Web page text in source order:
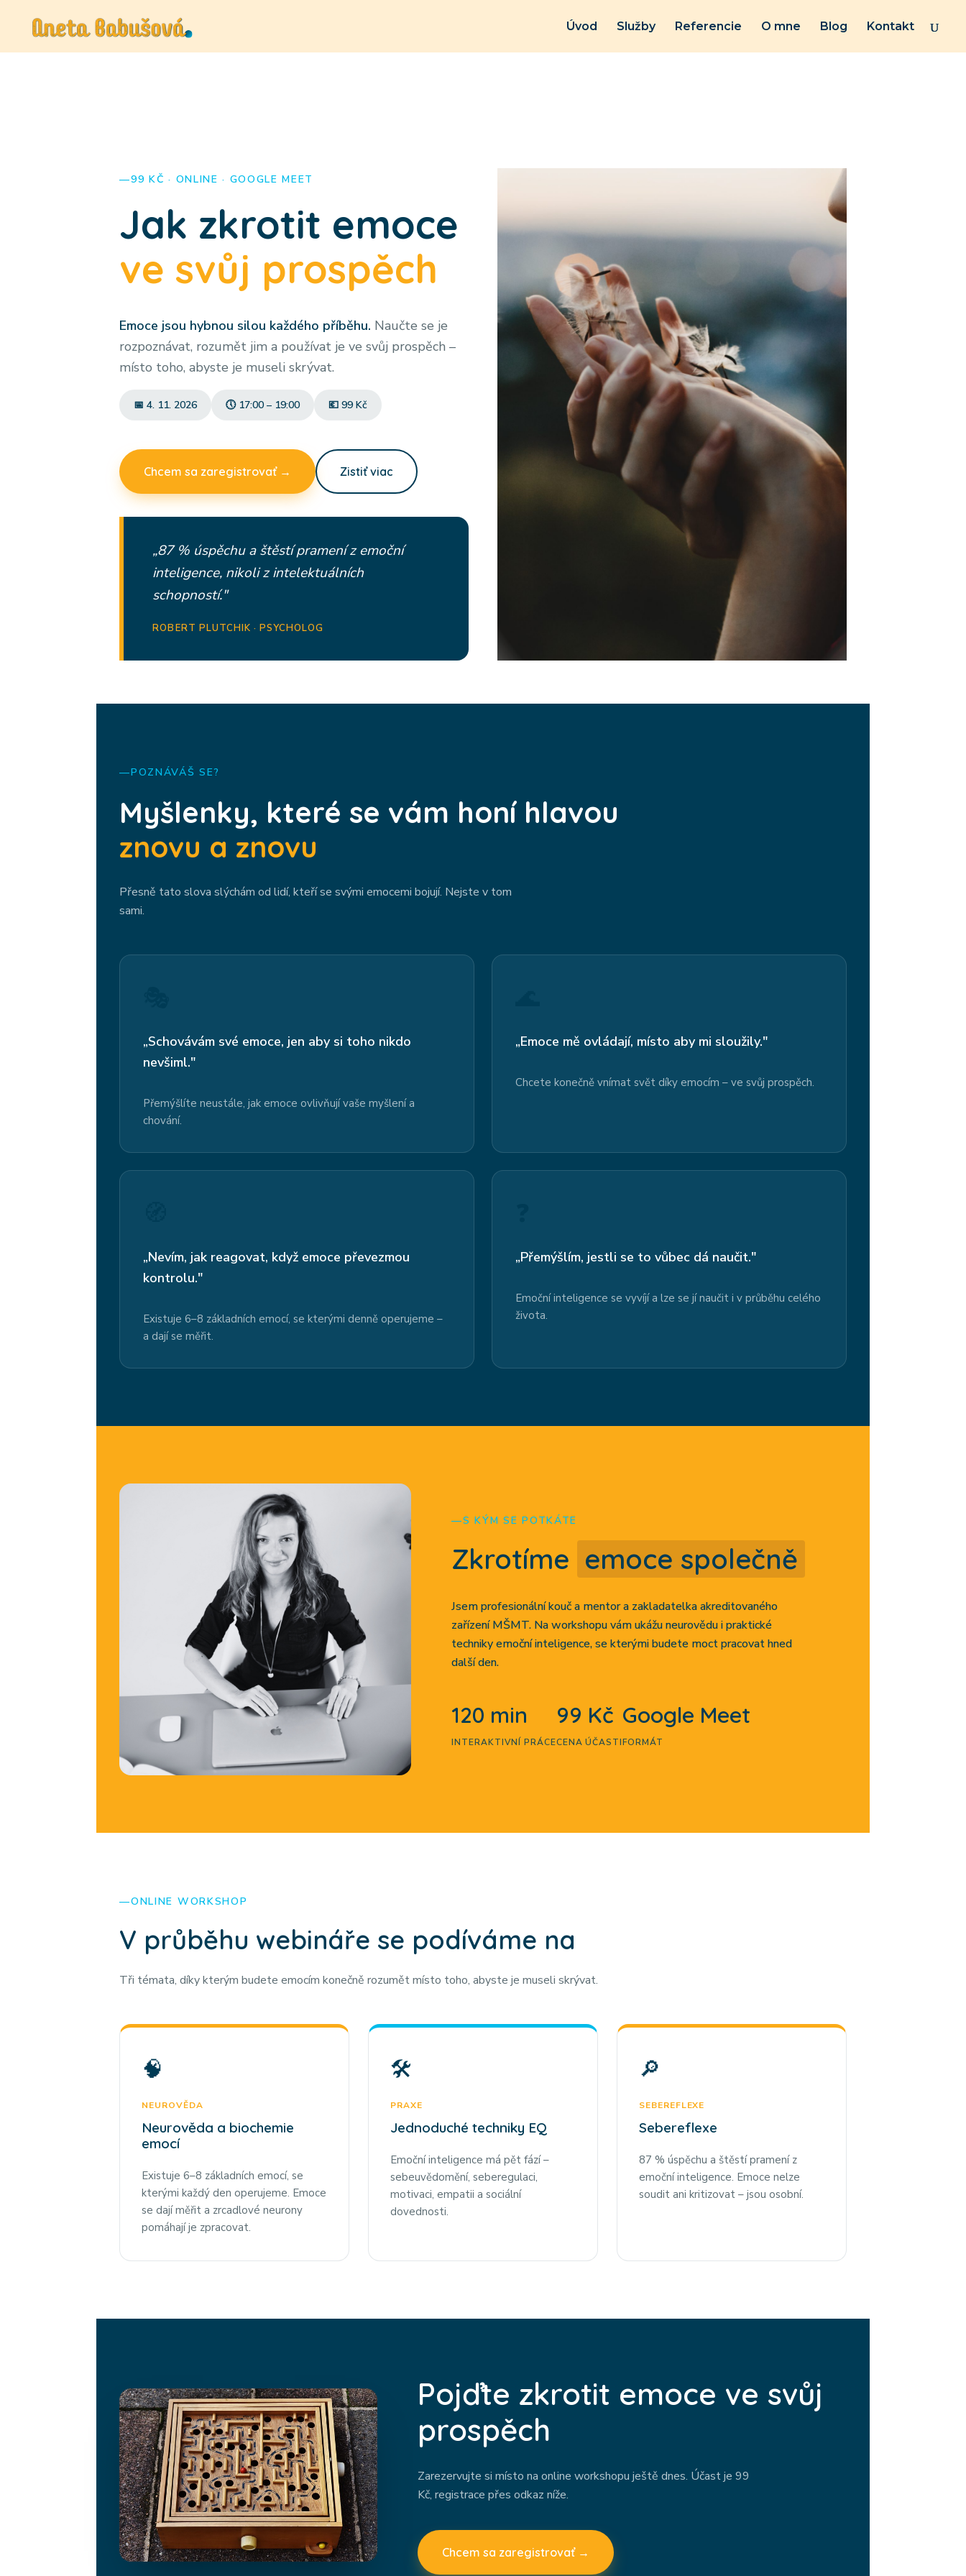
Úvod Služby Referencie O mne Blog Kontakt
99 KČ · ONLINE · GOOGLE MEET
Jak zkrotit emoce
ve svůj prospěch
Emoce jsou hybnou silou každého příběhu. Naučte se je
rozpoznávat, rozumět jim a používat je ve svůj prospěch –
místo toho, abyste je museli skrývat.
📅 4. 11. 2026 🕔 17:00 – 19:00 💶 99 Kč
Chcem sa zaregistrovať → Zistiť viac
„87 % úspěchu a štěstí pramení z emoční
inteligence, nikoli z intelektuálních
schopností."
ROBERT PLUTCHIK · PSYCHOLOG
POZNÁVÁŠ SE?
Myšlenky, které se vám honí hlavou
znovu a znovu
Přesně tato slova slýchám od lidí, kteří se svými emocemi bojují. Nejste v tom
sami.
„Schovávám své emoce, jen aby si toho nikdo
nevšiml."
Přemýšlíte neustále, jak emoce ovlivňují vaše myšlení a
chování.
„Emoce mě ovládají, místo aby mi sloužily."
Chcete konečně vnímat svět díky emocím – ve svůj prospěch.
„Nevím, jak reagovat, když emoce převezmou
kontrolu."
Existuje 6–8 základních emocí, se kterými denně operujeme –
a dají se měřit.
„Přemýšlím, jestli se to vůbec dá naučit."
Emoční inteligence se vyvíjí a lze se jí naučit i v průběhu celého
života.
S KÝM SE POTKÁTE
Zkrotíme emoce společně
Jsem profesionální kouč a mentor a zakladatelka akreditovaného
zařízení MŠMT. Na workshopu vám ukážu neurovědu i praktické
techniky emoční inteligence, se kterými budete moct pracovat hned
další den.
120 min
INTERAKTIVNÍ PRÁCE
99 Kč
CENA ÚČASTI
Google Meet
FORMÁT
ONLINE WORKSHOP
V průběhu webináře se podíváme na
Tři témata, díky kterým budete emocím konečně rozumět místo toho, abyste je museli skrývat.
🧠
NEUROVĚDA
Neurověda a biochemie
emocí
Existuje 6–8 základních emocí, se
kterými každý den operujeme. Emoce
se dají měřit a zrcadlové neurony
pomáhají je zpracovat.
🛠️
PRAXE
Jednoduché techniky EQ
Emoční inteligence má pět fází –
sebeuvědomění, seberegulaci,
motivaci, empatii a sociální
dovednosti.
🔎
SEBEREFLEXE
Sebereflexe
87 % úspěchu a štěstí pramení z
emoční inteligence. Emoce nelze
soudit ani kritizovat – jsou osobní.
Pojďte zkrotit emoce ve svůj
prospěch
Zarezervujte si místo na online workshopu ještě dnes. Účast je 99
Kč, registrace přes odkaz níže.
Chcem sa zaregistrovať →